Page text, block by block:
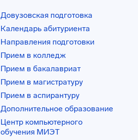
Довузовская подготовка
Календарь абитуриента
Направления подготовки
Прием в колледж
Прием в бакалавриат
Прием в магистратуру
Прием в аспирантуру
Дополнительное образование
Центр компьютерного
обучения МИЭТ